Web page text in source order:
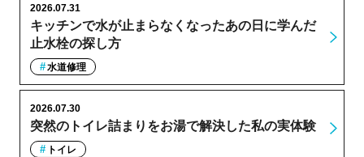
キッチンで水が止まらなくなったあの日に学んだ
止水栓の探し方
2026.07.31
水道修理
突然のトイレ詰まりをお湯で解決した私の実体験
2026.07.30
トイレ